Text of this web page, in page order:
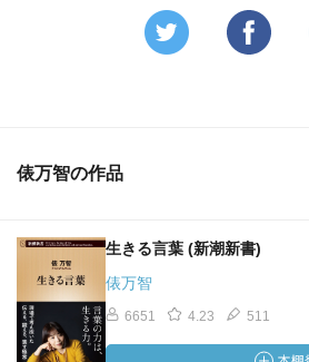
俵万智の作品
生きる言葉 (新潮新書)
俵万智
6651 4.23 511